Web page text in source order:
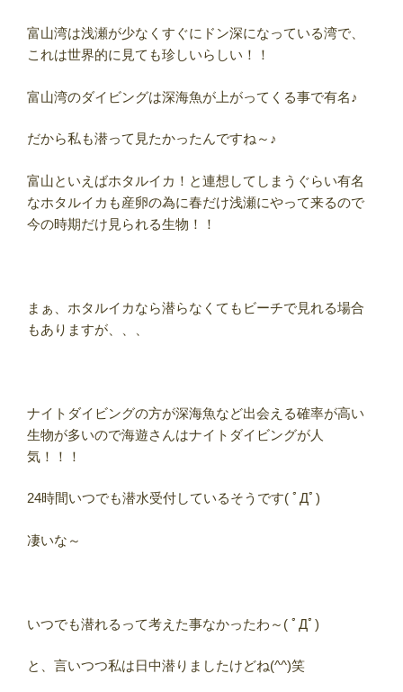
富山湾は浅瀬が少なくすぐにドン深になっている湾で、
これは世界的に見ても珍しいらしい！！
富山湾のダイビングは深海魚が上がってくる事で有名♪
だから私も潜って見たかったんですね～♪
富山といえばホタルイカ！と連想してしまうぐらい有名
なホタルイカも産卵の為に春だけ浅瀬にやって来るので
今の時期だけ見られる生物！！
まぁ、ホタルイカなら潜らなくてもビーチで見れる場合
もありますが、、、
ナイトダイビングの方が深海魚など出会える確率が高い
生物が多いので海遊さんはナイトダイビングが人
気！！！
24時間いつでも潜水受付しているそうです( ﾟДﾟ)
凄いな～
いつでも潜れるって考えた事なかったわ～( ﾟДﾟ)
と、言いつつ私は日中潜りましたけどね(^^)笑